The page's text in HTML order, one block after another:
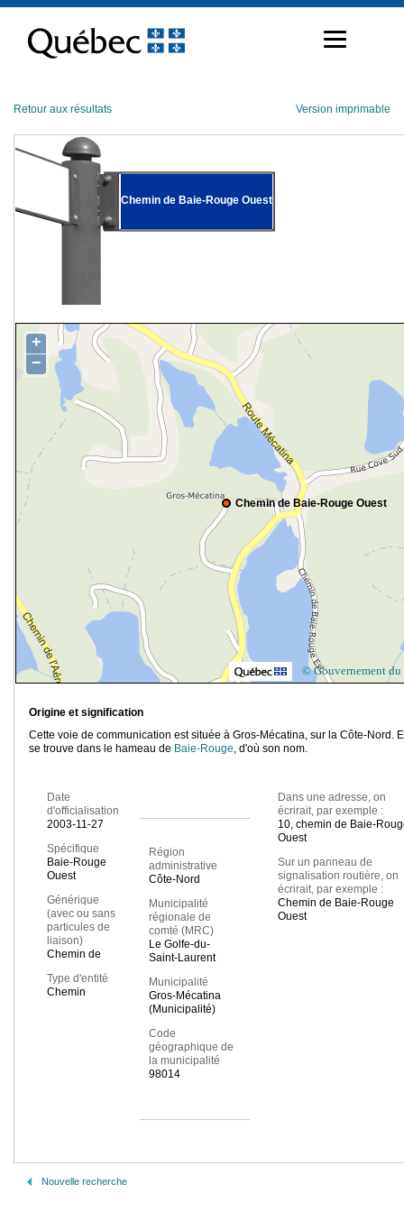
contenu
Retour aux résultats Version imprimable
Chemin de Baie-Rouge Ouest
Chemin de Baie-Rouge Ouest
+
−
© Gouvernement du
Origine et signification
Cette voie de communication est située à Gros-Mécatina, sur la Côte-Nord.
se trouve dans le hameau de Baie-Rouge, d'où son nom.
Date
d'officialisation
2003-11-27
Spécifique
Baie-Rouge
Ouest
Générique
(avec ou sans
particules de
liaison)
Chemin de
Type d'entité
Chemin
Région
administrative
Côte-Nord
Municipalité
régionale de
comté (MRC)
Le Golfe-du-
Saint-Laurent
Municipalité
Gros-Mécatina
(Municipalité)
Code
géographique de
la municipalité
98014
Dans une adresse, on
écrirait, par exemple :
10, chemin de Baie-
Ouest
Sur un panneau de
signalisation routière, on
écrirait, par exemple :
Chemin de Baie-Rouge
Ouest
Nouvelle recherche